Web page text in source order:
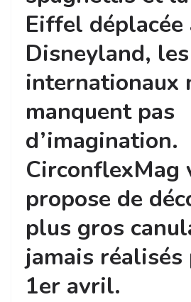
Eiffel déplacée
Disneyland,
internationaux
manquent pas
d’imagination.
CirconflexMag
propose de
plus gros
jamais réalisés
1er avril.